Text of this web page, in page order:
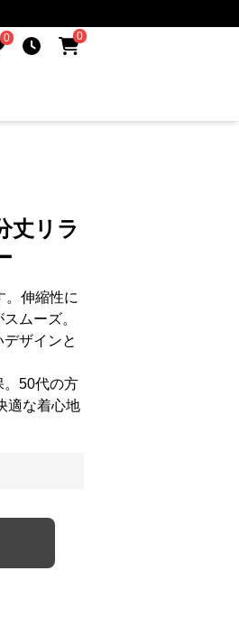
0 0
丈リラ
。伸縮性に
ムーズ。
ザインと
。50代の方
適な着心地